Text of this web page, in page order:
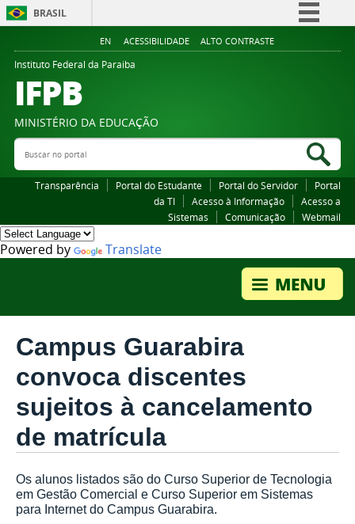
BRASIL
Simplifique!
Legislação
EN ACESSIBILIDADE ALTO CONTRASTE
Instituto Federal da Paraiba
IFPB
MINISTÉRIO DA EDUCAÇÃO
Buscar no portal
Transparência Portal do Estudante Portal do Servidor
Portal
da TI
Acesso à Informação
Acesso a
Sistemas
Comunicação Webmail
Powered by Translate
Campus Guarabira
convoca discentes
sujeitos à cancelamento
de matrícula
Os alunos listados são do Curso Superior de Tecnologia
em Gestão Comercial e Curso Superior em Sistemas
para Internet do Campus Guarabira.